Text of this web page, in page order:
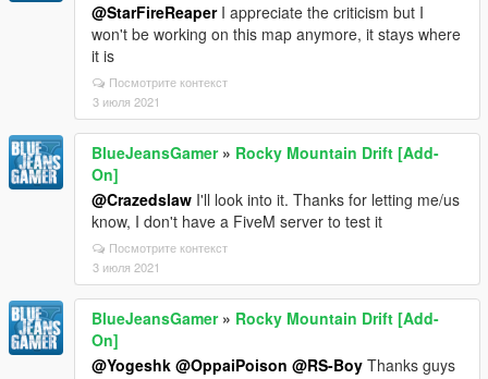
@StarFireReaperI appreciate the criticism but I
won't be working on this map anymore, it stays where
it is
Посмотрите контекст
3 июля 2021
BlueJeansGamer» Rocky Mountain Drift [Add-
On]
@Crazedslaw I'll look into it. Thanks for letting me/us
know, I don't have a FiveM server to test it
Посмотрите контекст
3 июля 2021
BlueJeansGamer» Rocky Mountain Drift [Add-
On]
@Yogeshk @OppaiPoison @RS-Boy Thanks guys